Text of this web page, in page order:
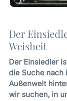
Der
Weisheit
Der Einsiedler
die Suche nach
Außenwelt
wir suchen, in